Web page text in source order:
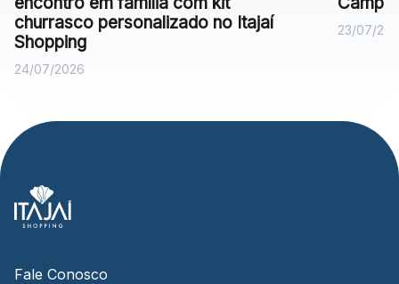
churrasco personalizado no Itajaí
Shopping
24/07/2026
23/07/
Fale Conosco